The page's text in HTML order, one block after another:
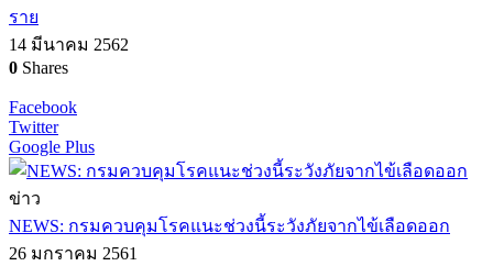
ราย
14 มีนาคม 2562
0 Shares
Facebook
Twitter
Google Plus
ข่าว
NEWS: กรมควบคุมโรคแนะช่วงนี้ระวังภัยจากไข้เลือดออก
26 มกราคม 2561